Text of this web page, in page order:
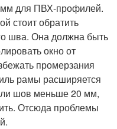
для ПВХ-профилей.
стоит обратить
шва. Она должна быть
окно от
промерзания
рамы расширяется
шов меньше 20 мм,
Отсюда проблемы